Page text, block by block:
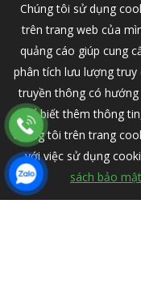
About Salient
The Castle Unit 345
Manhattan, NY
T: +216 (0)40 3629
E:
Chúng tôi sử dụng
trên trang web của
quảng cáo giúp cung
phân tích lưu lượng
truyền thông có
Để biết thêm thông
chúng tôi trên trang
với việc sử dụng
sách bảo mật